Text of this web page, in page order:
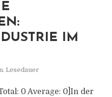
IM
Lesedauer
0 Average: 0]In der